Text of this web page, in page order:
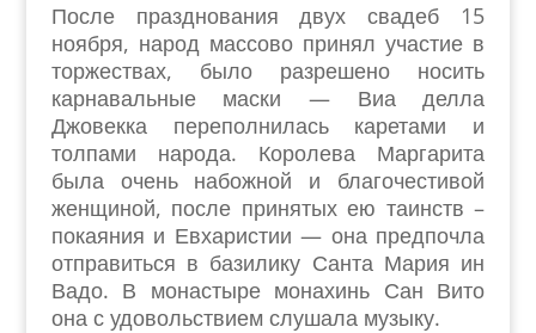
После празднования двух свадеб 15
ноября, народ массово принял участие в
торжествах, было разрешено носить
карнавальные маски — Виа делла
Джовекка переполнилась каретами и
толпами народа. Королева Маргарита
была очень набожной и благочестивой
женщиной, после принятых ею таинств –
покаяния и Евхаристии — она предпочла
отправиться в базилику Санта Мария ин
Вадо. В монастыре монахинь Сан Вито
она с удовольствием слушала музыку.